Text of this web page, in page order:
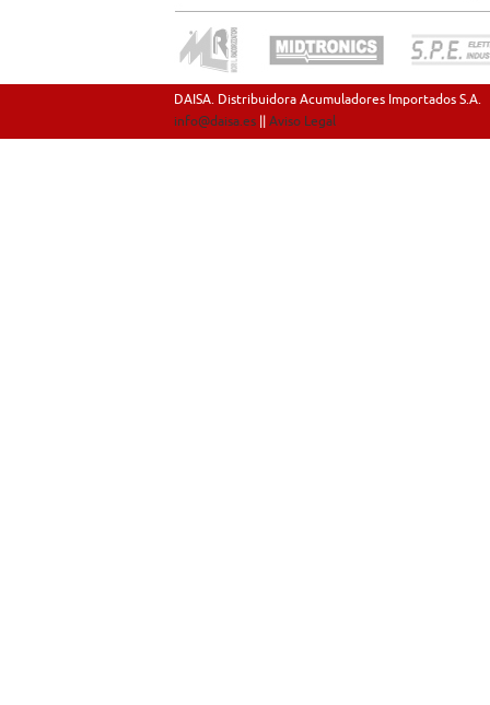
DAISA. Distribuidora Acumuladores Importados S.A.
info@daisa.es|| Aviso Legal